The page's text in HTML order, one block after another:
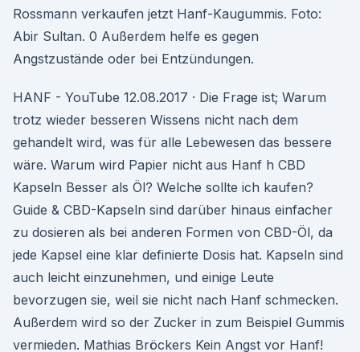
Rossmann verkaufen jetzt Hanf-Kaugummis. Foto:
Abir Sultan. 0 Außerdem helfe es gegen
Angstzustände oder bei Entzündungen.
HANF - YouTube 12.08.2017 · Die Frage ist; Warum
trotz wieder besseren Wissens nicht nach dem
gehandelt wird, was für alle Lebewesen das bessere
wäre. Warum wird Papier nicht aus Hanf h CBD
Kapseln Besser als Öl? Welche sollte ich kaufen?
Guide & CBD-Kapseln sind darüber hinaus einfacher
zu dosieren als bei anderen Formen von CBD-Öl, da
jede Kapsel eine klar definierte Dosis hat. Kapseln sind
auch leicht einzunehmen, und einige Leute
bevorzugen sie, weil sie nicht nach Hanf schmecken.
Außerdem wird so der Zucker in zum Beispiel Gummis
vermieden. Mathias Bröckers Kein Angst vor Hanf!